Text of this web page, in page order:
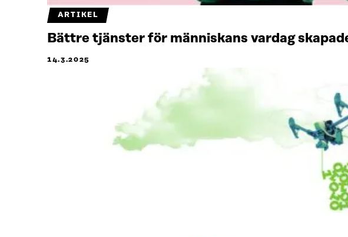
ARTIKEL
Bättre tjänster för människans vardag
14.3.2025